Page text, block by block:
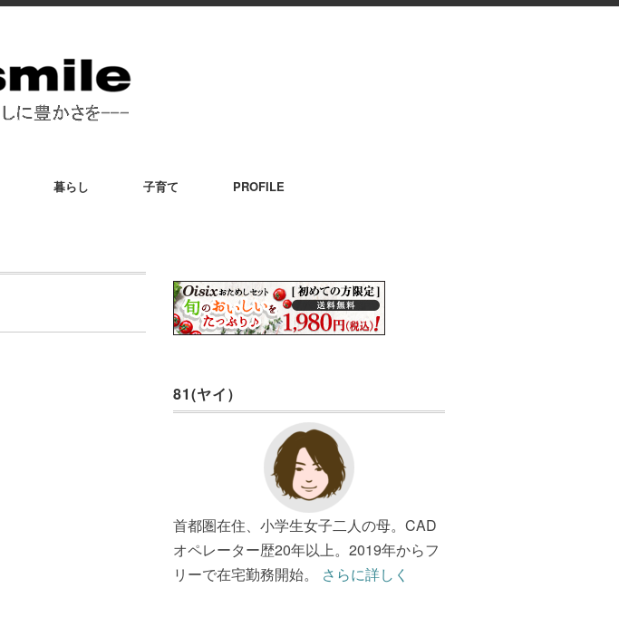
暮らし 子育て PROFILE
81(ヤイ）
首都圏在住、小学生女子二人の母。CAD
オペレーター歴20年以上。2019年からフ
リーで在宅勤務開始。 さらに詳しく